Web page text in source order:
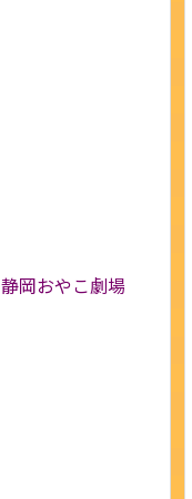
静岡おやこ劇場